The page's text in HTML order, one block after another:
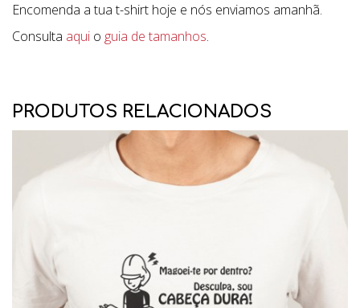
Encomenda a tua t-shirt hoje e nós enviamos amanhã.
Consulta aqui o guia de tamanhos.
PRODUTOS RELACIONADOS